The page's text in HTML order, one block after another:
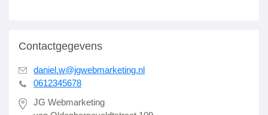
Contactgegevens
daniel.w@jgwebmarketing.nl
0612345678
JG Webmarketing